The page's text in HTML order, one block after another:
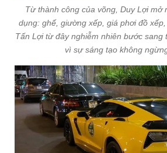
Từ thành công của võng, Duy Lợi mở
dụng: ghế, giường xếp, giá phơi đồ
Tấn Lợi từ đây nghiễm nhiên bước sang
vì sự sáng tạo không